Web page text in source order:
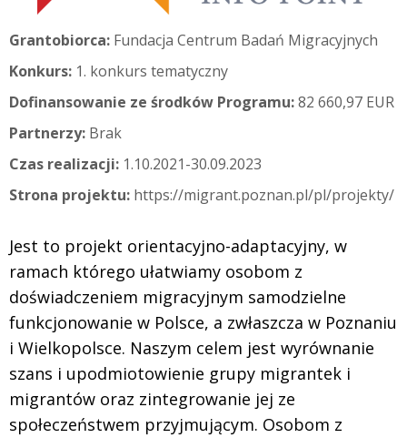
Grantobiorca: Fundacja Centrum Badań Migracyjnych
Konkurs: 1. konkurs tematyczny
Dofinansowanie ze środków Programu:82 660,97 EUR
Partnerzy: Brak
Czas realizacji: 1.10.2021-30.09.2023
Strona projektu: https://migrant.poznan.pl/pl/projekty/
Jest to projekt orientacyjno-adaptacyjny, w
ramach którego ułatwiamy osobom z
doświadczeniem migracyjnym samodzielne
funkcjonowanie w Polsce, a zwłaszcza w Poznaniu
i Wielkopolsce. Naszym celem jest wyrównanie
szans i upodmiotowienie grupy migrantek i
migrantów oraz zintegrowanie jej ze
społeczeństwem przyjmującym. Osobom z